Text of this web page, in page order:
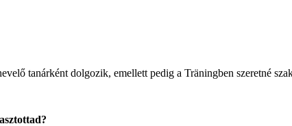
tanárként dolgozik, emellett pedig a Träningben szeretné